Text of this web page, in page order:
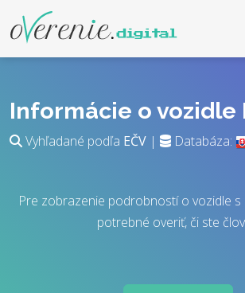
Informácie o vozidle
Vyhľadané podľa EČV | Databáza:
Pre zobrazenie podrobností o vozidle s
potrebné overiť, či ste